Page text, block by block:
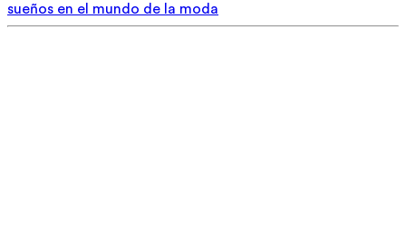
sueños en el mundo de la moda